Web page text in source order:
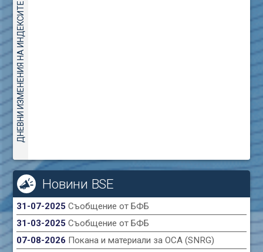
ДНЕВНИ ИЗМЕНЕНИЯ НА ИНДЕКСИТЕ
Новини BSE
31-07-2025Съобщение от БФБ
31-03-2025Съобщение от БФБ
07-08-2026 Покана и материали за ОСА (SNRG)